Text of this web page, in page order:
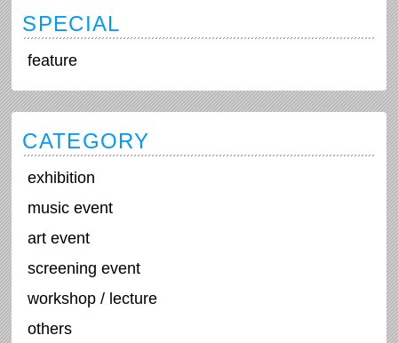
SPECIAL
feature
CATEGORY
exhibition
music event
art event
screening event
workshop / lecture
others